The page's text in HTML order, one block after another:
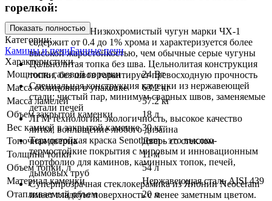
горелкой:
ЧУГУН ЧХ-1. Низкохромистый чугун марки ЧХ-1
содержит от 0.4 до 1% хрома и характеризуется более
высокой жаростойкостью, чем обычные серые чугуны
Цельнолитая топка без шва. Цельнолитая конструкция
топки, без швов гарантирует превосходную прочность
Специальная конструкция каменки из нержавеющей
стали: чистый пар, минимум сварных швов, заменяемые
детали печей
ЛГМ технология: экологичность, высокое качество
литья, воплощение любого дизайна
Термостойкая краска Senotherm - это высоко-
термостойкие покрытия с мировым и инновационным
портфолио для каминов, каминных топок, печей,
дымовых труб
Суперпрозрачная стеклокерамика из Японии Neoceram
имеет гладкую поверхность с менее заметным цветом.
Показать полностью
Категории:
Камины и печиБанные печи
Характеристики
Мощность газовой горелки
24 Вт
Масса облицовки в упаковке
63.2 кг
Масса ламелей
57.2 кг
Объем закрытой каменки
18 л
Вес камней в закрытой каменке 30 кг
Топочная дверца
Дверь со стеклом
Толщина топки
11 м
Объем топки, л
54 л
Материал каменки
Нержавеющая сталь AISI 439
Отапливаемый объем
20 л